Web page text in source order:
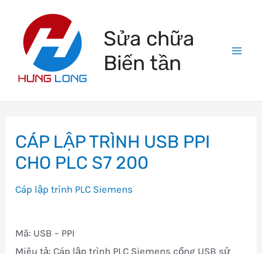
content
Sửa chữa
Biến tần
CÁP LẬP TRÌNH USB PPI
CHO PLC S7 200
Cáp lập trình PLC Siemens
Mã: USB – PPI
Miêu tả: Cáp lập trình PLC Siemens cổng USB sử